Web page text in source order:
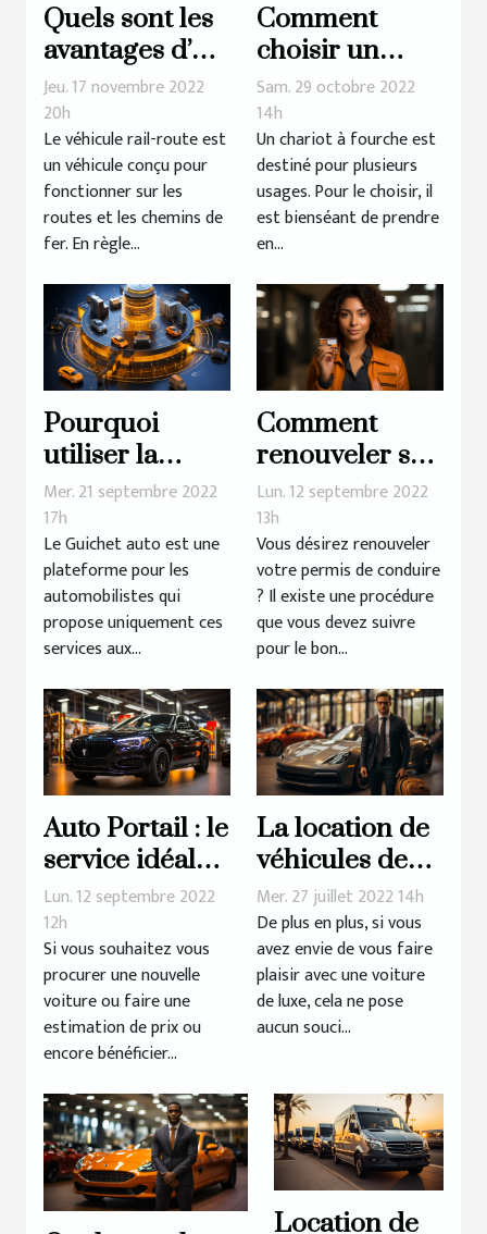
Quels sont les
avantages d’un
véhicule rail-
route ?
Jeu. 17 novembre 2022
20h
Le véhicule rail-route est
un véhicule conçu pour
fonctionner sur les
routes et les chemins de
fer. En règle...
Comment
choisir un
chariot à
fourche ?
Sam. 29 octobre 2022
14h
Un chariot à fourche est
destiné pour plusieurs
usages. Pour le choisir, il
est bienséant de prendre
en...
Pourquoi
utiliser la
plateforme
guichet auto ?
Mer. 21 septembre 2022
17h
Le Guichet auto est une
plateforme pour les
automobilistes qui
propose uniquement ces
services aux...
Comment
renouveler son
permis de
conduire ?
Lun. 12 septembre 2022
13h
Vous désirez renouveler
votre permis de conduire
? Il existe une procédure
que vous devez suivre
pour le bon...
Auto Portail : le
service idéal
pour tout
automobiliste
Lun. 12 septembre 2022
12h
Si vous souhaitez vous
procurer une nouvelle
voiture ou faire une
estimation de prix ou
encore bénéficier...
La location de
véhicules de
luxe : comment
ça se passe ?
Mer. 27 juillet 2022 14h
De plus en plus, si vous
avez envie de vous faire
plaisir avec une voiture
de luxe, cela ne pose
aucun souci...
Location de